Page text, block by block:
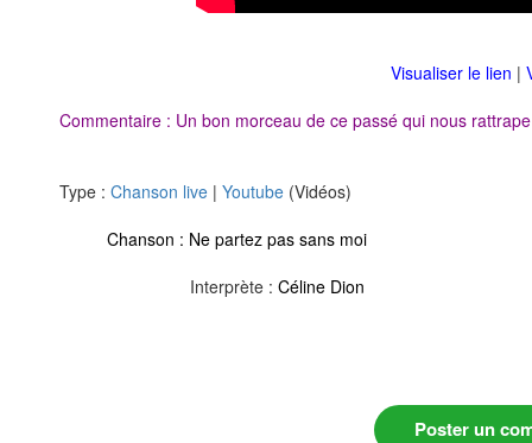
Visualiser le lien |
Commentaire : Un bon morceau de ce passé qui nous
Type : Chanson live | Youtube (Vidéos)
Chanson : Ne partez pas sans moi
Interprète : Céline Dion
Poster un